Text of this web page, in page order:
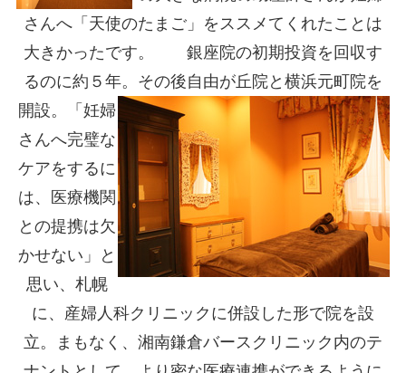
さんへ「天使のたまご」をススメてくれたことは
大きかったです。 銀座院の初期投資を回収す
るのに約５年。その後自由が丘院と横浜元町院を
開設。
「妊婦
さんへ完璧な
ケアをするに
は、医療機関
との提携は欠
かせない」と
思い、札幌
に、産婦人科クリニックに併設した形で院を設
立。まもなく、湘南鎌倉バースクリニック内のテ